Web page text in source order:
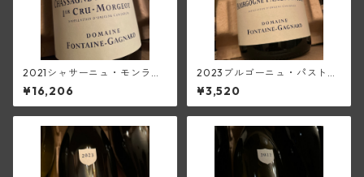
2021シャサーニュ・モンラッ
シェ1級モルジュ・ルージュ(フ
ォンテーヌ・ガニャール)
¥16,206
2023ブルゴーニュ・パストゥ
グラン(フォンテーヌ・ガニャ
ール)
¥3,520